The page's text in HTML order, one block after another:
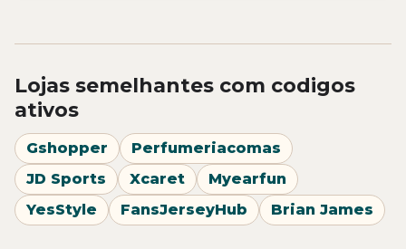
Lojas semelhantes com codigos
ativos
Gshopper
Perfumeriacomas
JD Sports
Xcaret
Myearfun
YesStyle
FansJerseyHub Brian James